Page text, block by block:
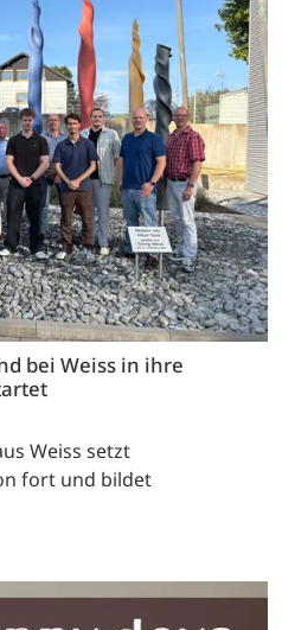
bei Weiss in ihre
Weiss setzt
fort und bildet